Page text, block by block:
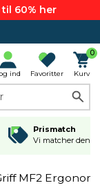
60% her
ind Favoritter
0
Kurv
Prismatch
Vi matcher den
MF2